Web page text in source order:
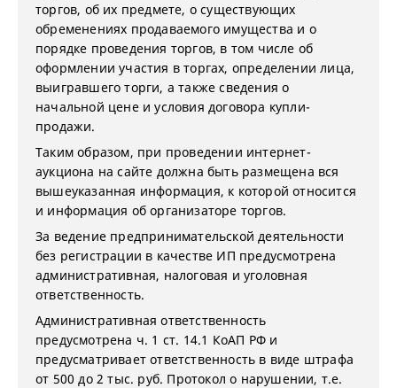
торгов, об их предмете, о существующих
обременениях продаваемого имущества и о
порядке проведения торгов, в том числе об
оформлении участия в торгах, определении лица,
выигравшего торги, а также сведения о
начальной цене и условия договора купли-
продажи.
Таким образом, при проведении интернет-
аукциона на сайте должна быть размещена вся
вышеуказанная информация, к которой относится
и информация об организаторе торгов.
За ведение предпринимательской деятельности
без регистрации в качестве ИП предусмотрена
административная, налоговая и уголовная
ответственность.
Административная ответственность
предусмотрена ч. 1 ст. 14.1 КоАП РФ и
предусматривает ответственность в виде штрафа
от 500 до 2 тыс. руб. Протокол о нарушении, т.е.